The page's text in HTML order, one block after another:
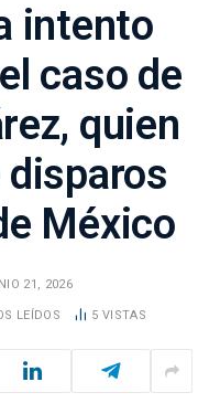
intento
caso de
quien
México
21, 2026
LEÍDOS 5 VISTAS